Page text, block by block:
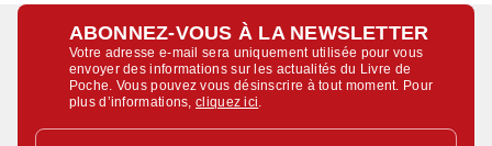
ABONNEZ-VOUS À LA NEWSLETTER
Votre adresse e-mail sera uniquement utilisée pour vous
envoyer des informations sur les actualités du Livre de
Poche. Vous pouvez vous désinscrire à tout moment. Pour
plus d’informations,cliquez ici